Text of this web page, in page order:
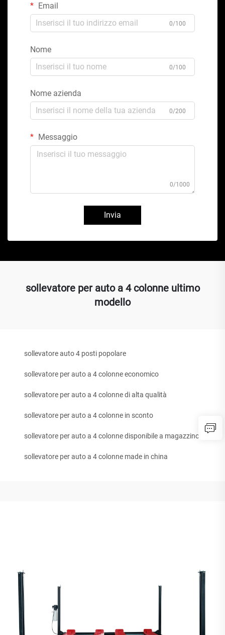
Email
0/100
Nome
0/100
Nome azienda
0/200
Messaggio
0/1000
Invia
sollevatore per auto a 4 colonne ultimo
modello
sollevatore auto 4 posti popolare
sollevatore per auto a 4 colonne economico
sollevatore per auto a 4 colonne di alta qualità
sollevatore per auto a 4 colonne in sconto
sollevatore per auto a 4 colonne disponibile a magazzino
sollevatore per auto a 4 colonne made in china